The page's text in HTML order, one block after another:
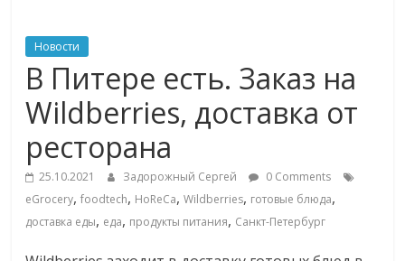
ритейле,
логистике,
технологиях,
соцсетях
Портал
Новости
В Питере есть. Заказ на
Wildberries, доставка от
ресторана
25.10.2021 Задорожный Сергей
0 Comments
eGrocery,foodtech, HoReCa,Wildberries, готовые блюда,
доставка еды, еда, продукты питания, Санкт-Петербург